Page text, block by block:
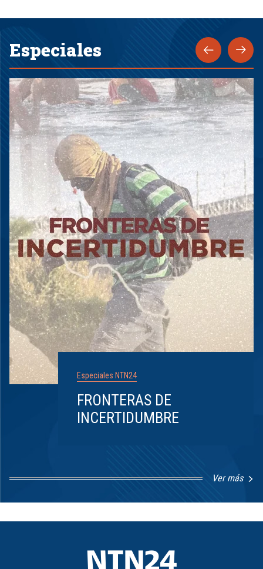
Especiales
Especiales NTN24
FRONTERAS DE
INCERTIDUMBRE
Ver más
1
8